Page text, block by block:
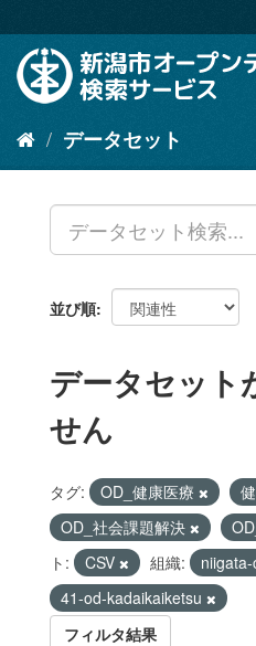
キ
容
データセット
並び順
データセット
せん
タグ: OD_健康医療
OD_社会課題解決
ト:
CSV 組織:
41-od-kadaikaiketsu
フィルタ結果